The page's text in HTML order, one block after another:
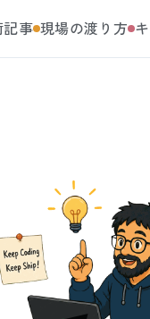
記事 現場の渡り方